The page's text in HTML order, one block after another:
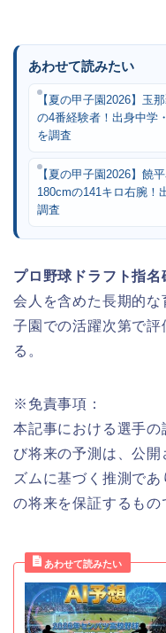
あわせて読みたい
【夏の甲子園2026】玉
の4番経験者！出身中学
を調査
【夏の甲子園2026】饒
180cmの141キロ右腕！
調査
プロ野球ドラフト指名
会人を含めた長期的な
子園での活躍次第で
る。
※免責事項：
本記事における選手の
び将来の予測は、公
ズムに基づく推測で
の将来を保証するもの